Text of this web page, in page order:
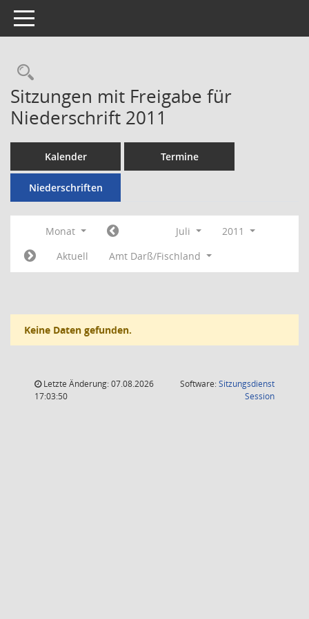
Toggle navigation
Rechercheauswahl
Sitzungen mit Freigabe für
Niederschrift 2011
Kalender Termine
Niederschriften
Monat Juli
2011
Aktuell
Amt Darß/Fischland
Keine Daten gefunden.
Letzte Änderung: 07.08.2026
17:03:50
Software:Sitzungsdienst
Session(Wird in